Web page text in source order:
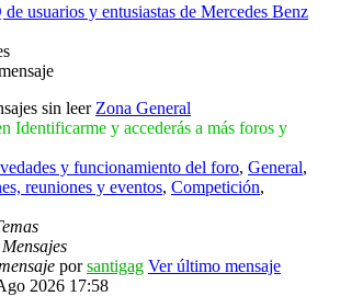
usuarios y entusiastas de Mercedes Benz
Zona General
Identificarme y accederás a más foros y
y funcionamiento del foro, General,
reuniones y eventos, Competición,
Mensajes
porsantigag Ver último mensaje
2026 17:58